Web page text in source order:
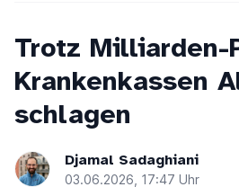
Trotz Milliarden-
Krankenkassen
schlagen
Djamal Sadaghiani
03.06.2026, 17:47 Uhr